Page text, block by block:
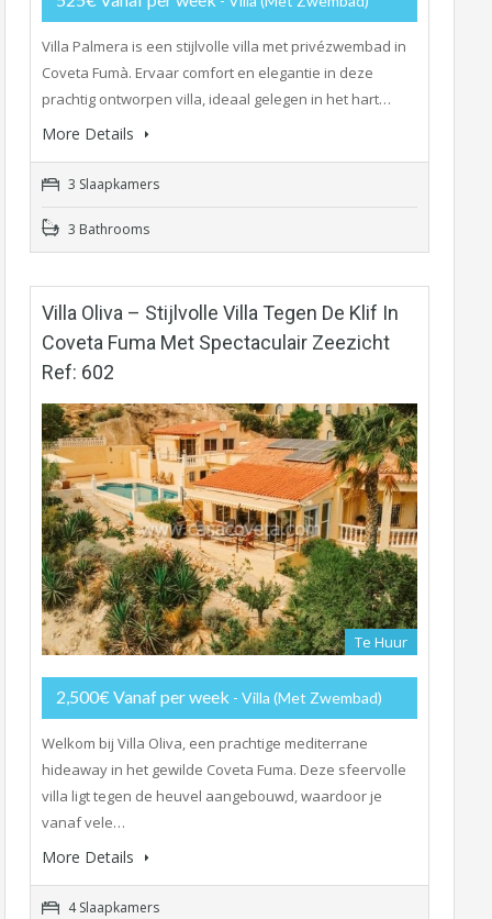
Villa Palmera is een stijlvolle villa met privézwembad in
Coveta Fumà. Ervaar comfort en elegantie in deze
prachtig ontworpen villa, ideaal gelegen in het hart…
More Details
3 Slaapkamers
3 Bathrooms
Villa Oliva – Stijlvolle Villa Tegen De Klif In
Coveta Fuma Met Spectaculair Zeezicht
Ref: 602
Te Huur
2,500€ Vanaf per week - Villa (met Zwembad)
Welkom bij Villa Oliva, een prachtige mediterrane
hideaway in het gewilde Coveta Fuma. Deze sfeervolle
villa ligt tegen de heuvel aangebouwd, waardoor je
vanaf vele…
More Details
4 Slaapkamers